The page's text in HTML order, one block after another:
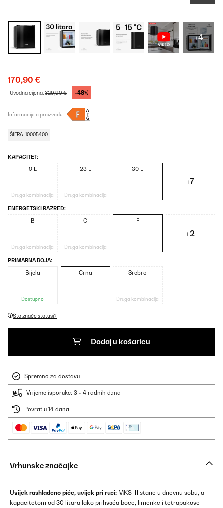
+4
170,90 €
Uvodna cijena:329,90 € -48%
Informacije o proizvodu
ŠIFRA: 10005400
KAPACITET:
9 L
Druga kombinacija
23 L
Druga kombinacija
30 L
+7
ENERGETSKI RAZRED:
B
Druga kombinacija
C
Druga kombinacija
F
+2
PRIMARNA BOJA:
Bijela
Dostupno
Crna Srebro
Druga kombinacija
Što znače statusi?
Dodaj u košaricu
Spremno za dostavu
Vrijeme isporuke: 3 - 4 radnih dana
Povrat u 14 dana
Vrhunske značajke
Uvijek rashladeno piće, uvijek pri ruci: MKS-11 stane u dnevnu sobu, a
kapacitetom od 30 litara lako prihvaća boce, limenke i tetrapakove –